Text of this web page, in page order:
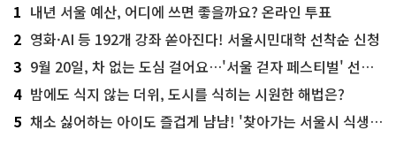
1 내년 서울 예산, 어디에 쓰면 좋을까요? 온라인 투표
2 영화·AI 등 192개 강좌 쏟아진다! 서울시민대학 선착순 신청
3 9월 20일, 차 없는 도심 걸어요…'서울 걷자 페스티벌' 선착순 5천명
4 밤에도 식지 않는 더위, 도시를 식히는 시원한 해법은?
5 채소 싫어하는 아이도 즐겁게 냠냠! '찾아가는 서울시 식생활 교육' 현장